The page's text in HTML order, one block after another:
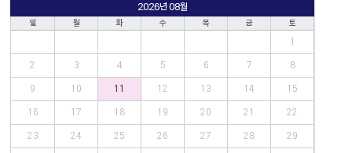
2026년 08월
일 월 화 수 목 금
토
1
2 3 4 5 6 7 8
9 10 11 12 13 14 15
16 17 18 19 20 21 22
23 24 25 26 27 28 29